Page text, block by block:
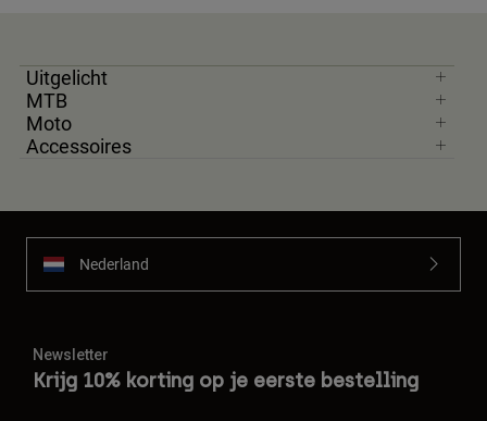
Uitgelicht
MTB
Moto
Accessoires
Nederland
Newsletter
Krijg 10% korting op je eerste bestelling